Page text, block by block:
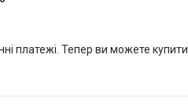
платежі. Тепер ви можете купити